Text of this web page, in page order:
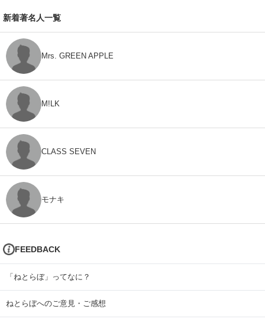
新着著名人一覧
Mrs. GREEN APPLE
M!LK
CLASS SEVEN
モナキ
FEEDBACK
「ねとらぼ」ってなに？
ねとらぼへのご意見・ご感想